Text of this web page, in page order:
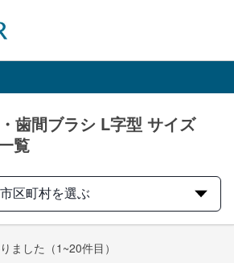
歯間ブラシ L字型 サイズ
覧
市区町村を選ぶ
ました （1~20件目）